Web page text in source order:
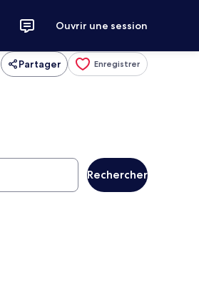
Ouvrir une session
Partager Enregistrer
Rechercher